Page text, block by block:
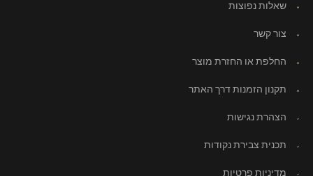
שאלות נפוצות
צור קשר
החלפת או החזרת מוצר
תקנון הזמנות דרך האתר
הצהרת נגישות
תכנית צבירת נקודות
מדיניות פרטיות